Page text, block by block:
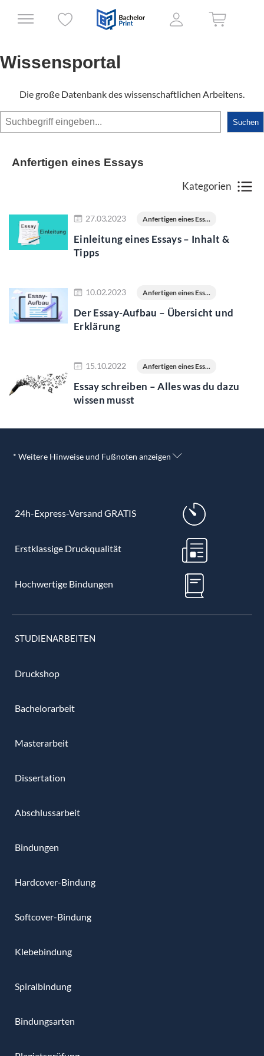
Wissensportal
Die große Datenbank des wissenschaftlichen Arbeitens.
Suchen Suchen
Anfertigen eines Essays
Kategorien
27.03.2023 Anfertigen eines Ess...
Einleitung eines Essays – Inhalt &
Tipps
10.02.2023 Anfertigen eines Ess...
Der Essay-Aufbau – Übersicht und
Erklärung
15.10.2022 Anfertigen eines Ess...
Essay schreiben – Alles was du dazu
wissen musst
* Weitere Hinweise und Fußnoten anzeigen
24h-Express-Versand GRATIS
Erstklassige Druckqualität
Hochwertige Bindungen
STUDIENARBEITEN
Druckshop
Bachelorarbeit
Masterarbeit
Dissertation
Abschlussarbeit
Bindungen
Hardcover-Bindung
Softcover-Bindung
Klebebindung
Spiralbindung
Bindungsarten